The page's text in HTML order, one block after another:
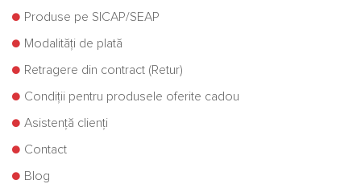
Produse pe SICAP/SEAP
Modalități de plată
Retragere din contract (Retur)
Condiții pentru produsele oferite cadou
Asistență clienți
Contact
Blog